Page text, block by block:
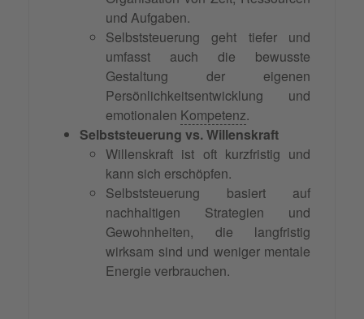
und Aufgaben.
Selbststeuerung geht tiefer und
umfasst auch die bewusste
Gestaltung der eigenen
Persönlichkeitsentwicklung und
emotionalen Kompetenz.
Selbststeuerung vs. Willenskraft
Willenskraft ist oft kurzfristig und
kann sich erschöpfen.
Selbststeuerung basiert auf
nachhaltigen Strategien und
Gewohnheiten, die langfristig
wirksam sind und weniger mentale
Energie verbrauchen.